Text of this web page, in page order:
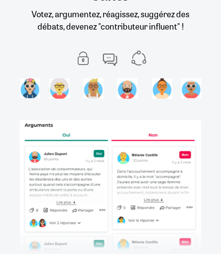
Votez, argumentez, réagissez, suggérez des
débats, devenez "contributeur influent" !